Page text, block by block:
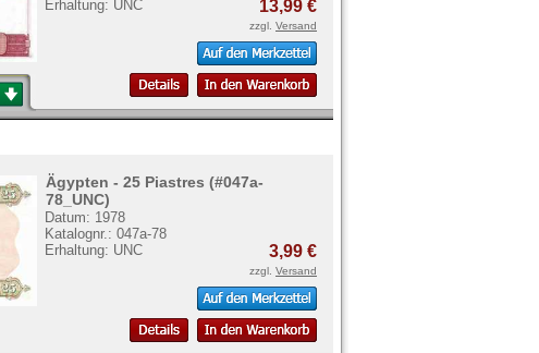
Erhaltung: UNC
13,99 €
zzgl. Versand
Ägypten - 25 Piastres (#047a-
78_UNC)
Datum: 1978
Katalognr.: 047a-78
Erhaltung: UNC
3,99 €
zzgl. Versand